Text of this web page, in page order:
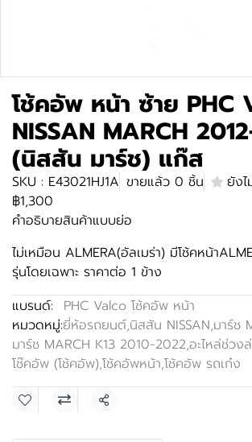
โช้คอัพ หน้า ซ้าย PHC
NISSAN MARCH
(นิสสัน มาร์ช) แก๊ส
SKU : E43021HJ1A ขายแล้ว 0 ชิ้น
ยัง
฿1,300
คำอธิบายสินค้าแบบย่อ
ไม่เหมือน ALMERA(อัลเมร่า) มีโช้คหน้า
รุ่นโดยเฉพาะ ราคาต่อ 1 ข้าง
แบรนด์:
PHC Valco โช้คอัพ หน้า
หมวดหมู่:ยี่ห้อรถยนต์,นิสสัน NISSAN,มาร์ช
มาร์ช MARCH K13 2010-2022,อะไหล่ช่วง
โช๊คอัพ (โช้คอัพ),โช้คอัพหน้า,โช้คอัพ รถเก๋ง
แชร์